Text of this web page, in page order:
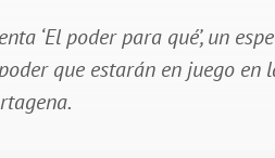
‘El poder para qué’, un
que estarán en juego en